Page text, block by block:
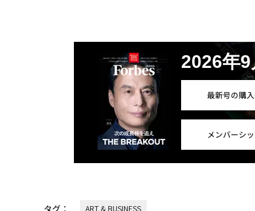
2026年
最新号の購
メンバーシ
ART & BUSINESS